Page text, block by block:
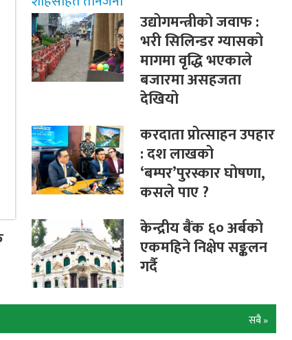
उद्योगमन्त्रीको जवाफ :
भरी सिलिन्डर ग्यासको
मागमा वृद्धि भएकाले
बजारमा असहजता
देखियो
करदाता प्रोत्साहन उपहार
: दश लाखको
‘बम्पर’पुरस्कार घोषणा,
कसले पाए ?
केन्द्रीय बैंक ६० अर्बको
एकमहिने निक्षेप सङ्कलन
गर्दै
सबै »